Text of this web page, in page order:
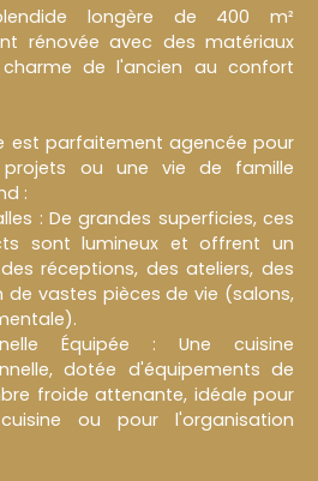
longère de 400 m²
rénovée avec des matériaux
de l'ancien au confort
est parfaitement agencée pour
ou une vie de famille
:
: De grandes superficies, ces
sont lumineux et offrent un
réceptions, des ateliers, des
de vastes pièces de vie (salons,
Équipée : Une cuisine
dotée d'équipements de
froide attenante, idéale pour
ou pour l'organisation